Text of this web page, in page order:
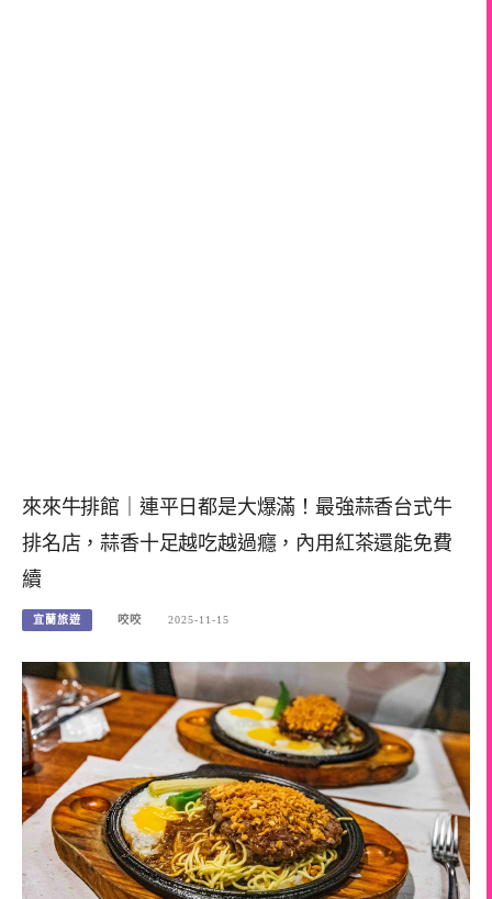
來來牛排館｜連平日都是大爆滿！最強蒜香台式牛
排名店，蒜香十足越吃越過癮，內用紅茶還能免費
續
宜蘭旅遊 咬咬 2025-11-15